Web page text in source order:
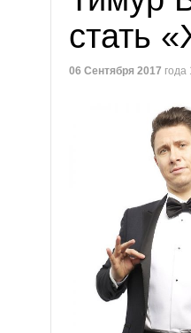
стать
06 Сентября 2017 года